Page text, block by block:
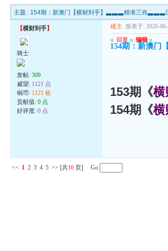
主题 : 154期：新澳门【横财到手】▃▃▃精准三肖▃▃▃
【横财到手】
骑士
发帖:309
威望: 1121 点
铜币: 1121 枚
贡献值:0 点
好评度:0 点
楼主 发表于: 2026-
u 回复 u 编辑 u
154期：新澳
153期《横
154期《横
<< 1 2 3 4 5 >> [共16 页] Go